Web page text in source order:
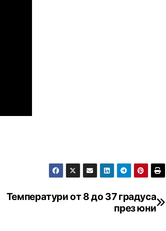
Температури от 8 до 37 градуса
през юни